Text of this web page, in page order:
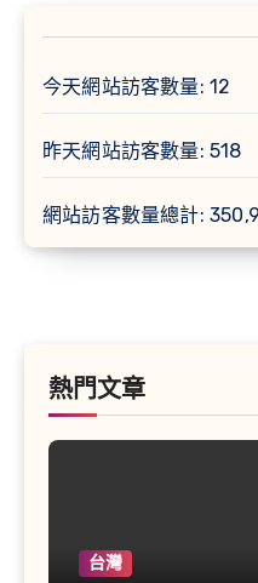
今天網站訪客數量: 12
昨天網站訪客數量: 518
網站訪客數量總計:
熱門文章
台灣